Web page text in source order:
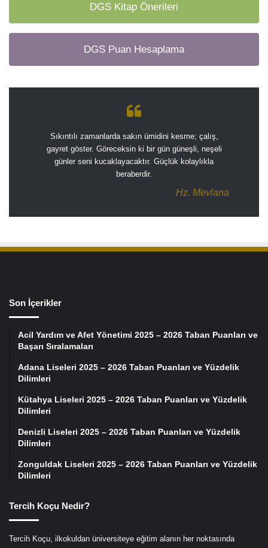
DGS Kitap Önerileri
DGS Puan Hesaplama
Sıkıntılı zamanlarda sakın ümidini kesme; çalış,
gayret göster. Göreceksin ki bir gün güneşli, neşeli
günler seni kucaklayacaktır. Güçlük kolaylıkla
beraberdir.
Hz. Mevlana
Son İçerikler
Acil Yardım ve Afet Yönetimi 2025 – 2026 Taban Puanları ve
Başarı Sıralamaları
Adana Liseleri 2025 – 2026 Taban Puanları ve Yüzdelik
Dilimleri
Kütahya Liseleri 2025 – 2026 Taban Puanları ve Yüzdelik
Dilimleri
Denizli Liseleri 2025 – 2026 Taban Puanları ve Yüzdelik
Dilimleri
Zonguldak Liseleri 2025 – 2026 Taban Puanları ve Yüzdelik
Dilimleri
Tercih Koçu Nedir?
Tercih Koçu, ilkokuldan üniversiteye eğitim alanın her noktasında